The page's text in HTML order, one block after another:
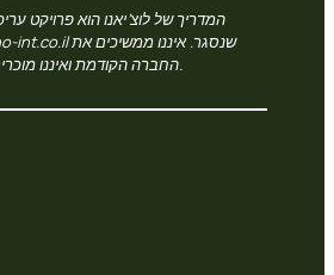
המדריך של לוצ’יאנו הוא פרויקט
החברה הקודמת ואיננו מוכרים ריהוט.